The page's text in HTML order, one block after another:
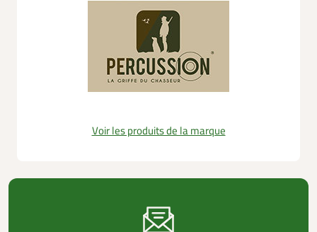
Voir les produits de la marque